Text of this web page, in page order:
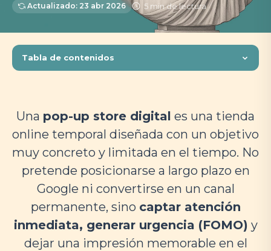
Actualizado: 23 abr 2026 5 min de lectura
Tabla de contenidos
Una pop-up store digital es una tienda
online temporal diseñada con un objetivo
muy concreto y limitada en el tiempo. No
pretende posicionarse a largo plazo en
Google ni convertirse en un canal
permanente, sino captar atención
inmediata, generar urgencia (FOMO) y
dejar una impresión memorable en el